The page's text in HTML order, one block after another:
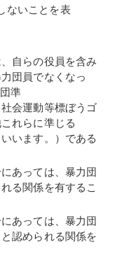
ないことを表
自 らの役員 を含み
力団員でなくなっ
団準
会運動等標ぼう ゴ
れらに準じ る
います。 ） である
あっては、 暴力団
る関係を有するこ
あっては、 暴力団
認められる関係を